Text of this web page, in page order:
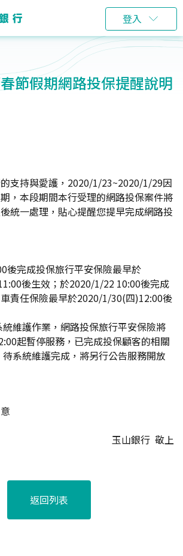
登入
節假期網路投保提醒說明
支持與愛護，2020/1/23~2020/1/29因
，本段期間本行受理的網路投保案件將
統一處理，貼心提醒您提早完成網路投
後完成投保旅行平安保險最早於
後生效；於2020/1/22 10:00後完成
責任保險最早於2020/1/30(四)12:00後
維護作業，網路投保旅行平安保險將
起暫停服務，已完成投保顧客的相關
系統維護完成，將另行公告服務開放
玉山銀行 敬上
返回列表